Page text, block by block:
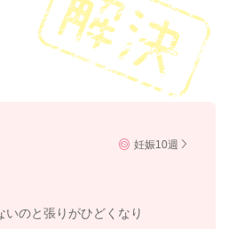
妊娠10週
のと張りがひどくなり